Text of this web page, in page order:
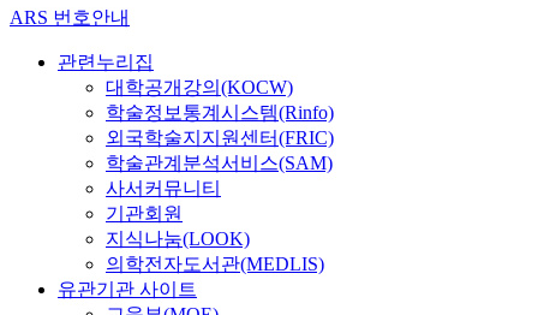
ARS 번호안내
관련누리집
대학공개강의(KOCW)
학술정보통계시스템(Rinfo)
외국학술지지원센터(FRIC)
학술관계분석서비스(SAM)
사서커뮤니티
기관회원
지식나눔(LOOK)
의학전자도서관(MEDLIS)
유관기관 사이트